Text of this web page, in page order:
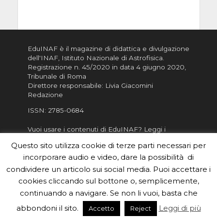
EduINAF è il magazine di didattica e divulgazione
dell'INAF, Istituto Nazionale di Astrofisica
Registrazione n. 45/2020 in data 4 giugno 2020,
Tribunale di Roma
Direttore responsabile: Livia Giacomini
Redazione
ISSN: 2785-0684
Vuoi usare i contenuti di EduINAF? Leggi i
Informativa sulla Privacy
Informatva sui Cookie
Per la rubrica de l'Astronomo risponde, per
inviarci le tue foto o i tuoi contributi, scrivici a
redazione.edu [chiocciola] inaf.it oppure
il form
Questo sito utilizza cookie di terze parti necessari per
incorporare audio e video, dare la possibilità di
condividere un articolo sui social media. Puoi accettare i
cookies cliccando sul bottone o, semplicemente,
continuando a navigare. Se non li vuoi, basta che
abbondoni il sito.
Accetto Reject Leggi di più